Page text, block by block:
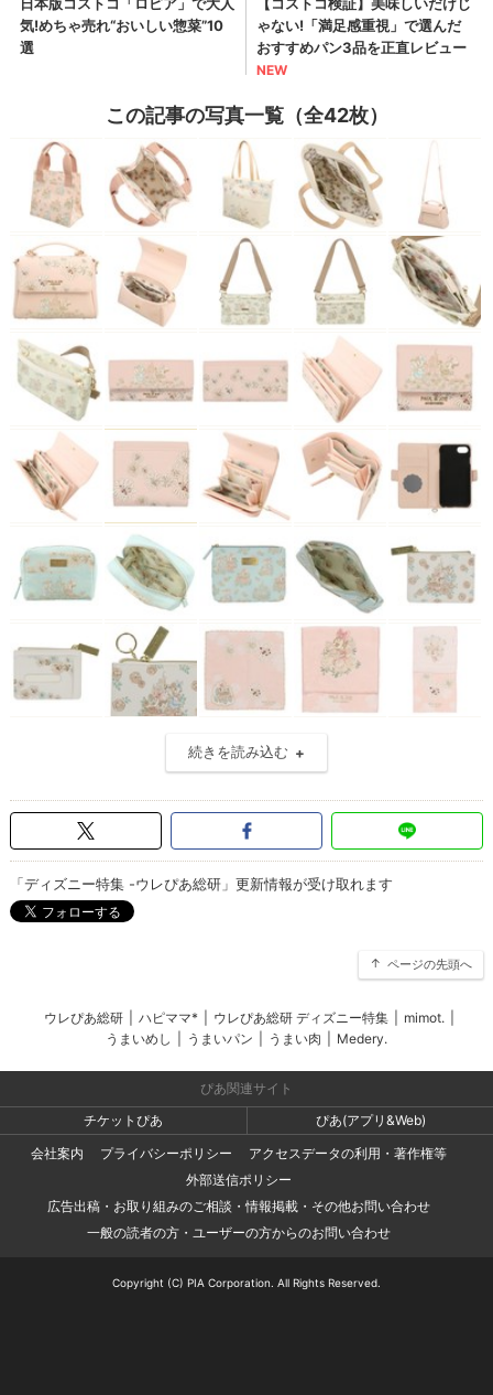
この記事の写真一覧（全42枚）
続きを読み込む
「ディズニー特集 -ウレぴあ総研」更新情報が受け取れます
ページの先頭へ
ウレぴあ総研 ハピママ* ウレぴあ総研 ディズニー特集 mimot.
うまいめし
うまいパン うまい肉 Medery.
ぴあ関連サイト
チケットぴあ
ぴあ(アプリ&Web)
会社案内
プライバシーポリシー
アクセスデータの利用・著作権等
外部送信ポリシー
広告出稿・お取り組みのご相談・情報掲載・その他お問い合わせ
一般の読者の方・ユーザーの方からのお問い合わせ
Copyright (C) PIA Corporation. All Rights Reserved.